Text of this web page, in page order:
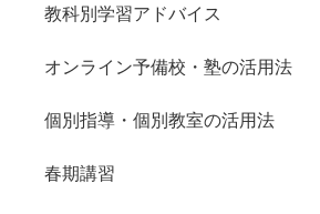
教科別学習アドバイス
オンライン予備校・塾の活用法
個別指導・個別教室の活用法
春期講習